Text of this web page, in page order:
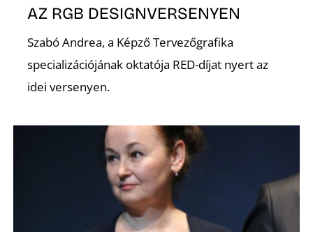
AZ RGB DESIGNVERSENYEN
Szabó Andrea, a Képző Tervezőgrafika
specializációjának oktatója RED-díjat nyert az
idei versenyen.